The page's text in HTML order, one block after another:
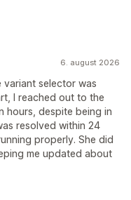
6. august 2026
variant selector was
I reached out to the
hours, despite being in
resolved within 24
properly. She did
me updated about